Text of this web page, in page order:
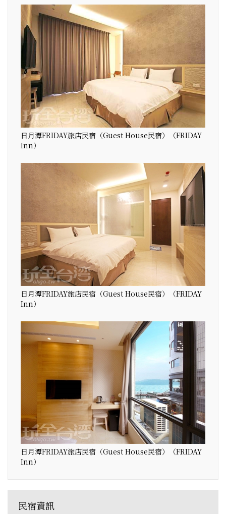
日月潭FRIDAY旅店民宿（Guest House民宿）（FRIDAY
Inn）
日月潭FRIDAY旅店民宿（Guest House民宿）（FRIDAY
Inn）
日月潭FRIDAY旅店民宿（Guest House民宿）（FRIDAY
Inn）
民宿資訊